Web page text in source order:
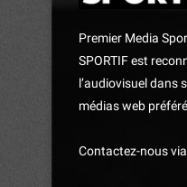
Premier Media
SPORTIF est
l’audiovisuel dans
médias web
Contactez-nous via